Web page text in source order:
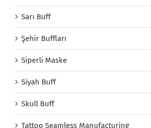
Sarı Buff
Şehir Buffları
Siperli Maske
Siyah Buff
Skull Buff
Tattoo Seamless Manufacturing